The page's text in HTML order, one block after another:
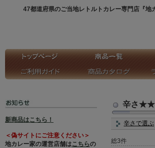
47都道府県のご当地レトルトカレー専門店『地カ
新商品はこちら！
＜偽サイトにご注意ください＞
地カレー家の運営店舗はこちらの
辛さ
辛さで選ぶ
総3件